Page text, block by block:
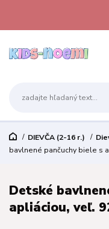
DIEVČA (2-16 r.)
bavlnené pančuchy biele s
Detské
apliáciou, veľ.